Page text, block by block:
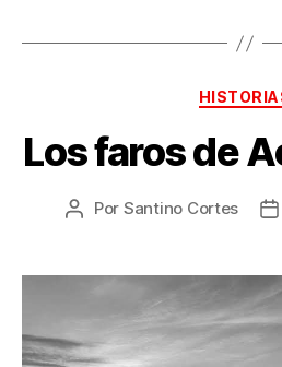
Los faros de
Autor
publicación
Por Santino Cortes